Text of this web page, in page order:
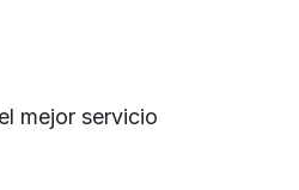
mejor servicio